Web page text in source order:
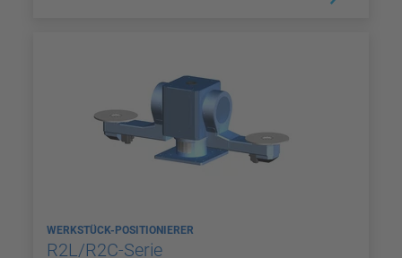
WERKSTÜCK-POSITIONIERER
R2L/R2C-Serie